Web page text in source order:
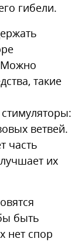
гибели.
Можно
такие
ветвей.
часть
их
быть
нет спор